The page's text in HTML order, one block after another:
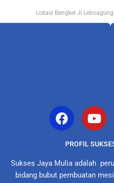
Lokasi Bengkel Jl
PROFIL
Sukses Jaya Mulia adalah
bidang bubut pembuatan